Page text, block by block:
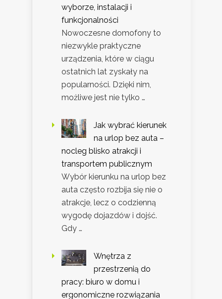
wyborze, instalacji i
funkcjonalności
Nowoczesne domofony to
niezwykle praktyczne
urządzenia, które w ciągu
ostatnich lat zyskały na
popularności. Dzięki nim,
możliwe jest nie tylko …
Jak wybrać kierunek
na urlop bez auta –
nocleg blisko atrakcji i
transportem publicznym
Wybór kierunku na urlop bez
auta często rozbija się nie o
atrakcje, lecz o codzienną
wygodę dojazdów i dojść.
Gdy …
Wnętrza z
przestrzenią do
pracy: biuro w domu i
ergonomiczne rozwiązania